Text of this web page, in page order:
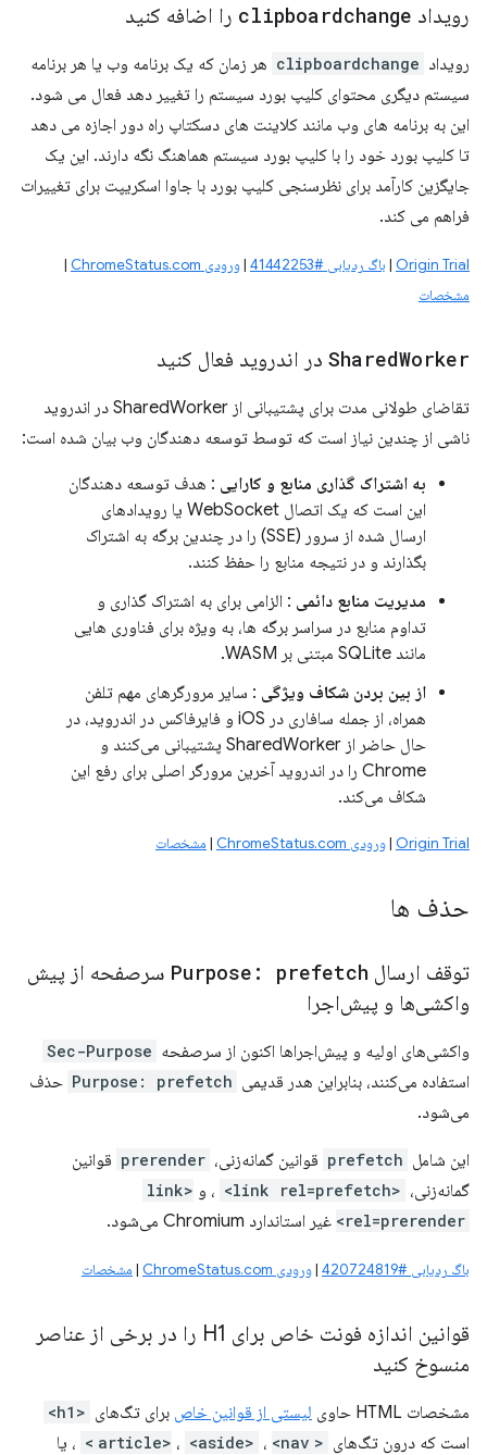
رویداد clipboardchange را اضافه کنید
رویداد clipboardchange هر زمان که یک برنامه وب یا هر برنامه
سیستم دیگری محتوای کلیپ بورد سیستم را تغییر دهد فعال می شود.
این به برنامه های وب مانند کلاینت های دسکتاپ راه دور اجازه می دهد
تا کلیپ بورد خود را با کلیپ بورد سیستم هماهنگ نگه دارند. این یک
جایگزین کارآمد برای نظرسنجی کلیپ بورد با جاوا اسکریپت برای تغییرات
فراهم می کند.
Origin Trial
| باگ ردیابی #41442253 |ورودی ChromeStatus.com
|
مشخصات
SharedWorker در اندروید فعال کنید
تقاضای طولانی مدت برای پشتیبانی از SharedWorker در اندروید
ناشی از چندین نیاز است که توسط توسعه دهندگان وب بیان شده است:
به اشتراک گذاری منابع و کارایی : هدف توسعه دهندگان
این است که یک اتصال WebSocket یا رویدادهای
ارسال شده از سرور (SSE) را در چندین برگه به ​​اشتراک
بگذارند و در نتیجه منابع را حفظ کنند.
مدیریت منابع دائمی : الزامی برای به اشتراک گذاری و
تداوم منابع در سراسر برگه ها، به ویژه برای فناوری هایی
مانند SQLite مبتنی بر WASM.
از بین بردن شکاف ویژگی : سایر مرورگرهای مهم تلفن
همراه، از جمله سافاری در iOS و فایرفاکس در اندروید، در
حال حاضر از SharedWorker پشتیبانی می‌کنند و
Chrome را در اندروید آخرین مرورگر اصلی برای رفع این
شکاف می‌کند.
Origin Trial
|ورودی ChromeStatus.com | مشخصات
حذف ها
توقف ارسال Purpose: prefetch سرصفحه از پیش
واکشی‌ها و پیش‌اجرا
واکشی‌های اولیه و پیش‌اجراها اکنون از سرصفحه Sec-Purpose
استفاده می‌کنند، بنابراین هدر قدیمی Purpose: prefetch حذف
می‌شود.
این شامل prefetch قوانین گمانه‌زنی، prerender قوانین
گمانه‌زنی، <link rel=prefetch> ، و
<link
rel=prerender>
غیر استاندارد Chromium می‌شود.
باگ ردیابی #420724819 |ورودی ChromeStatus.com | مشخصات
قوانین اندازه فونت خاص برای H1 را در برخی از عناصر
منسوخ کنید
مشخصات HTML حاوی لیستی از قوانین خاص برای تگ‌های <h1>
است که درون تگ‌های <article> ، <aside> ، <nav> ، یا